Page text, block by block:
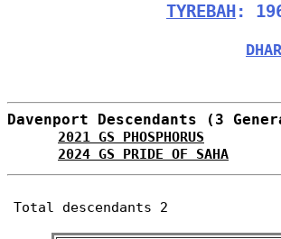
TYREBAH:
Davenport Descendants (3
2021 GS PHOSPHORUS
2024 GS PRIDE OF SAHA
Total descendants 2